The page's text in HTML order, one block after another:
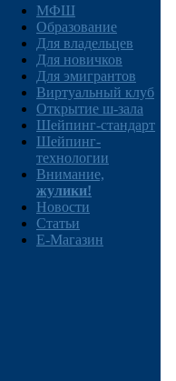
МФШ
Образование
Для владельцев
Для новичков
Для эмигрантов
Виртуальный клуб
Открытие ш-зала
Шейпинг-стандарт
Шейпинг-
технологии
Внимание,
жулики!
Новости
Статьи
E-Магазин